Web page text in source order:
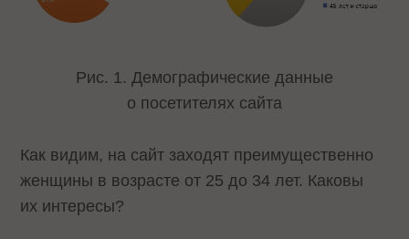
Рис. 1. Демографические данные
о посетителях сайта
Как видим, на сайт заходят преимущественно
женщины в возрасте от 25 до 34 лет. Каковы
их интересы?